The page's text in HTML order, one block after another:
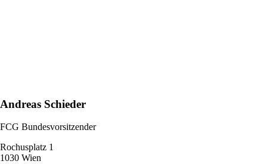
Andreas Schieder
FCG Bundesvorsitzender
Rochusplatz 1
1030 Wien